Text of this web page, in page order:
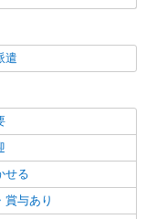
遣
せる
賞与あり